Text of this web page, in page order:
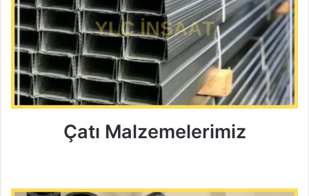
Çatı Malzemelerimiz